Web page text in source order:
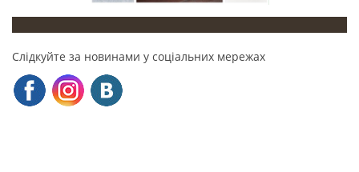
Слідкуйте за новинами у соціальних мережах